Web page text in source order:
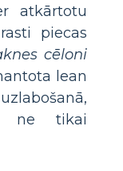
atkārtotu
piecas
cēloni
lean
ne tikai